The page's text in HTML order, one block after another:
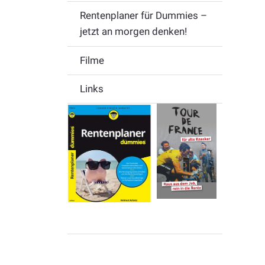
Rentenplaner für Dummies –
jetzt an morgen denken!
Filme
Links